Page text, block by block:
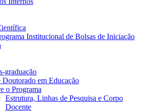
Institucional de Bolsas de Iniciação
graduação
Doutorado em Educação
o Programa
Estrutura, Linhas de Pesquisa e Corpo
Docente